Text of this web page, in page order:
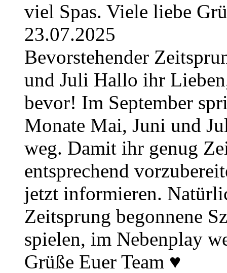
viel Spas. Viele liebe
23.07.2025
Bevorstehender
und Juli Hallo ihr
bevor! Im September
Monate Mai, Juni und
weg. Damit ihr genug
entsprechend
jetzt informieren.
Zeitsprung begonnene
spielen, im Nebenplay
Grüße Euer Team ♥